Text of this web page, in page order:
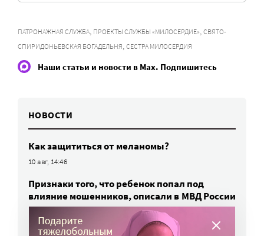
ПАТРОНАЖНАЯ СЛУЖБА, ПРОЕКТЫ СЛУЖБЫ «МИЛОСЕРДИЕ», СВЯТО-
СПИРИДОНЬЕВСКАЯ БОГАДЕЛЬНЯ, СЕСТРА МИЛОСЕРДИЯ
Наши статьи и новости в Max. Подпишитесь
НОВОСТИ
Как защититься от меланомы?
10 авг, 14:46
Признаки того, что ребенок попал под
влияние мошенников, описали в МВД России